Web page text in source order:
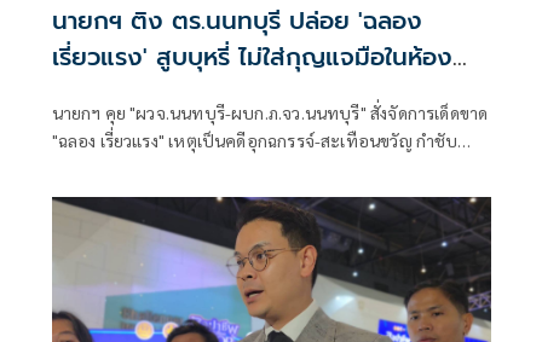
นายกฯ ติง ตร.นนทบุรี ปล่อย 'ฉลอง
เรี่ยวแรง' สูบบุหรี่ ไม่ใส่กุญแจมือในห้อง
นายกฯ คุย "ผวจ.นนทบุรี-ผบก.ภ.จว.นนทบุรี" สั่งจัดการเด็ดขาด
"ฉลอง เรี่ยวแรง" เหตุเป็นคดีอุกฉกรรจ์-สะเทือนขวัญ กำชับ
สัมภาษณ์ชิวๆ ไม่ใส่กุญแจมือ